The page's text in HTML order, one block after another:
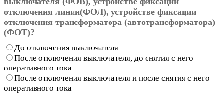
отключения линии(ФОЛ), устройстве фиксации
отключения трансформатора (автотрансформатора)
(ФОТ)?
До отключения выключателя
После отключения выключателя, до снятия с него
оперативного тока
После отключения выключателя и после снятия с него
оперативного тока